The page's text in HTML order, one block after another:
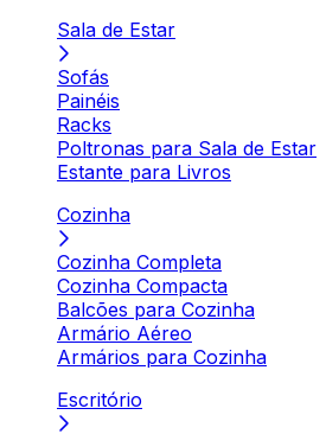
Sala de Estar
Sofás
Painéis
Racks
Poltronas para Sala de Estar
Estante para Livros
Cozinha
Cozinha Completa
Cozinha Compacta
Balcões para Cozinha
Armário Aéreo
Armários para Cozinha
Escritório